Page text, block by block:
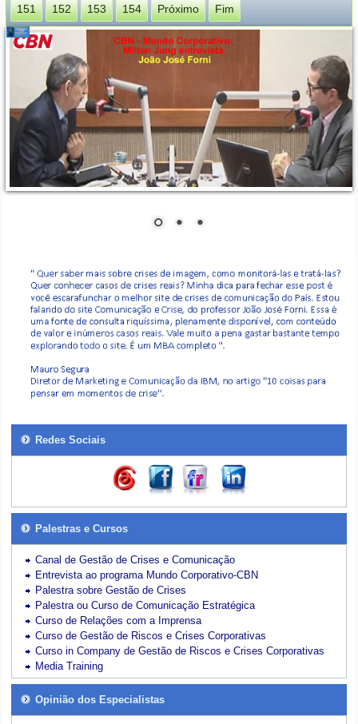
151 152 153 154 Próximo Fim
Redes Sociais
Palestras e Cursos
Canal de Gestão de Crises e Comunicação
Entrevista ao programa Mundo Corporativo-CBN
Palestra sobre Gestão de Crises
Palestra ou Curso de Comunicação Estratégica
Curso de Relações com a Imprensa
Curso de Gestão de Riscos e Crises Corporativas
Curso in Company de Gestão de Riscos e Crises Corporativas
Media Training
Opinião dos Especialistas